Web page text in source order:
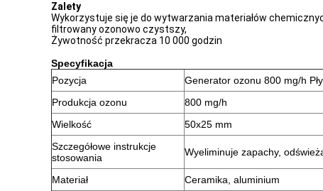
Zalety
Wykorzystuje się je do wytwarzania materiałów
filtrowany ozonowo czystszy,
Żywotność przekracza 10 000 godzin
Specyfikacja
Pozycja
Generator ozonu 800 mg/h
Produkcja ozonu
800 mg/h
Wielkość
50x25 mm
Szczegółowe instrukcje
stosowania
Wyeliminuje zapachy,
Materiał
Ceramika, aluminium